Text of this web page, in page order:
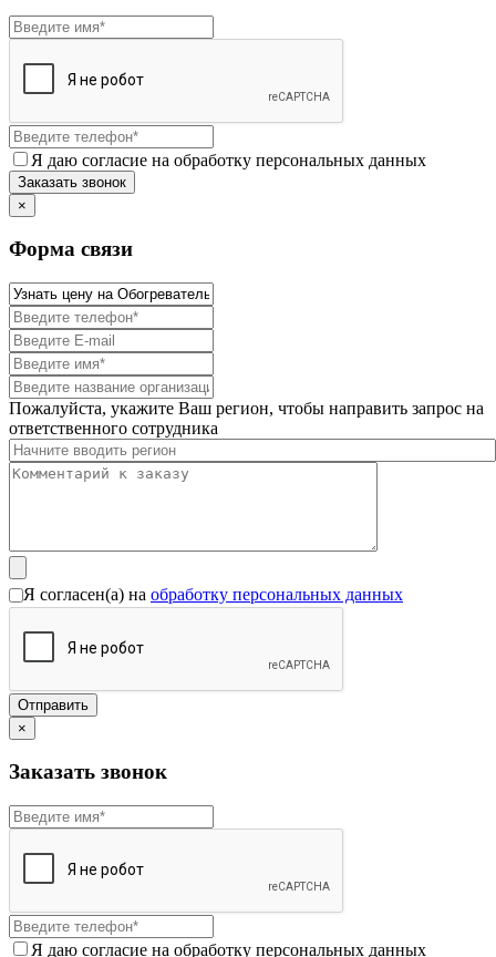
Я даю согласие на обработку персональных данных
×
Форма связи
Пожалуйста, укажите Ваш регион, чтобы направить запрос на
ответственного сотрудника
Я согласен(а) на обработку персональных данных
×
Заказать звонок
Я даю согласие на обработку персональных данных